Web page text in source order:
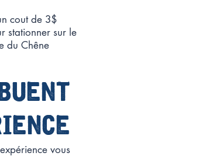
cout de 3$
stationner sur le
du Chêne
vous